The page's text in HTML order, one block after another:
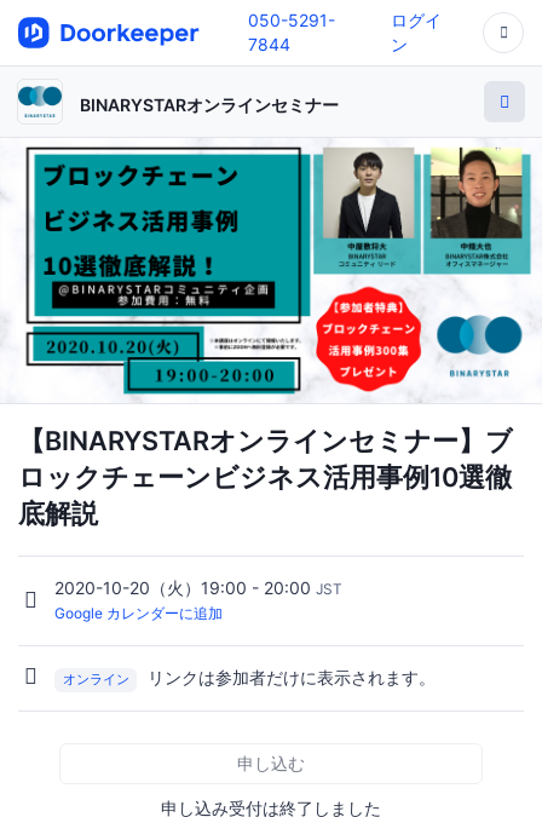
050-5291-
7844
ログイ
ン
BINARYSTARオンラインセミナー
【BINARYSTARオンラインセミナー】ブ
ロックチェーンビジネス活用事例10選徹
底解説
2020-10-20（火）19:00 - 20:00 JST
Google カレンダーに追加
オンライン リンクは参加者だけに表示されます。
申し込む
申し込み受付は終了しました